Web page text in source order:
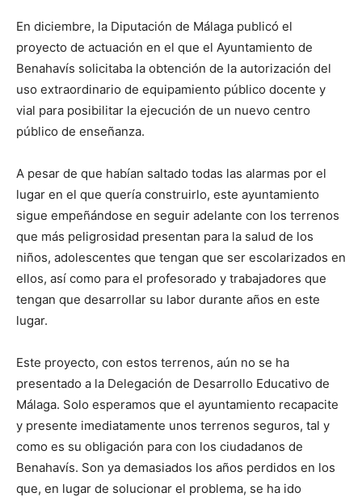
En diciembre, la Diputación de Málaga publicó el
proyecto de actuación en el que el Ayuntamiento de
Benahavís solicitaba la obtención de la autorización del
uso extraordinario de equipamiento público docente y
vial para posibilitar la ejecución de un nuevo centro
público de enseñanza.
A pesar de que habían saltado todas las alarmas por el
lugar en el que quería construirlo, este ayuntamiento
sigue empeñándose en seguir adelante con los terrenos
que más peligrosidad presentan para la salud de los
niños, adolescentes que tengan que ser escolarizados en
ellos, así como para el profesorado y trabajadores que
tengan que desarrollar su labor durante años en este
lugar.
Este proyecto, con estos terrenos, aún no se ha
presentado a la Delegación de Desarrollo Educativo de
Málaga. Solo esperamos que el ayuntamiento recapacite
y presente imediatamente unos terrenos seguros, tal y
como es su obligación para con los ciudadanos de
Benahavís. Son ya demasiados los años perdidos en los
que, en lugar de solucionar el problema, se ha ido